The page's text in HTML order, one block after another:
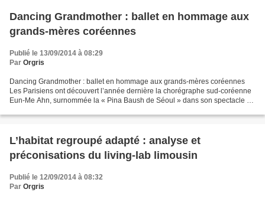
Dancing Grandmother : ballet en hommage aux
grands-mères coréennes
Publié le 13/09/2014 à 08:29
Par Orgris
Dancing Grandmother : ballet en hommage aux grands-mères coréennes
Les Parisiens ont découvert l’année dernière la chorégraphe sud-coréenne
Eun-Me Ahn, surnommée la « Pina Baush de Séoul » dans son spectacle La
L’habitat regroupé adapté : analyse et
préconisations du living-lab limousin
Publié le 12/09/2014 à 08:32
Par Orgris